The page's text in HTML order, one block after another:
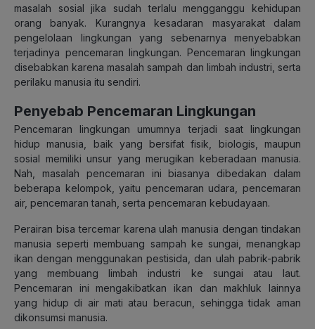
masalah sosial jika sudah terlalu mengganggu kehidupan
orang banyak. Kurangnya kesadaran masyarakat dalam
pengelolaan lingkungan yang sebenarnya menyebabkan
terjadinya pencemaran lingkungan. Pencemaran lingkungan
disebabkan karena masalah sampah dan limbah industri, serta
perilaku manusia itu sendiri.
Penyebab Pencemaran Lingkungan
Pencemaran lingkungan umumnya terjadi saat lingkungan
hidup manusia, baik yang bersifat fisik, biologis, maupun
sosial memiliki unsur yang merugikan keberadaan manusia.
Nah, masalah pencemaran ini biasanya dibedakan dalam
beberapa kelompok, yaitu pencemaran udara, pencemaran
air, pencemaran tanah, serta pencemaran kebudayaan.
Perairan bisa tercemar karena ulah manusia dengan tindakan
manusia seperti membuang sampah ke sungai, menangkap
ikan dengan menggunakan pestisida, dan ulah pabrik-pabrik
yang membuang limbah industri ke sungai atau laut.
Pencemaran ini mengakibatkan ikan dan makhluk lainnya
yang hidup di air mati atau beracun, sehingga tidak aman
dikonsumsi manusia.